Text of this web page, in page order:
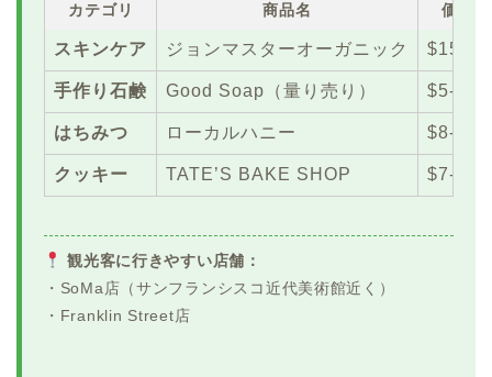
カテゴリ 商品名 価格
スキンケア ジョンマスターオーガニック $15-30
手作り石鹸 Good Soap（量り売り） $5-10
はちみつ ローカルハニー $8-15
クッキー TATE’S BAKE SHOP $7-12
観光客に行きやすい店舗：
・SoMa店（サンフランシスコ近代美術館近く）
・Franklin Street店